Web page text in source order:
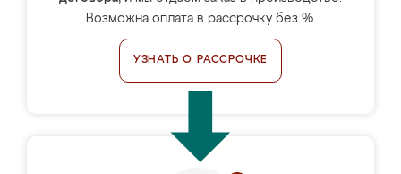
Возможна оплата в рассрочку без %.
УЗНАТЬ О РАССРОЧКЕ